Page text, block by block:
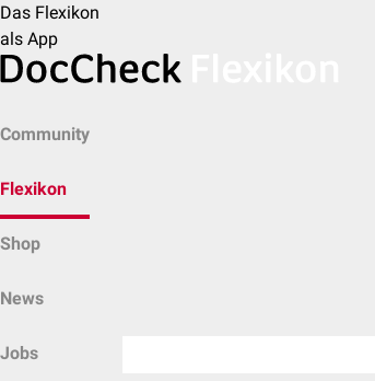
Das Flexikon
als App
Community
Flexikon
Shop
News
Jobs